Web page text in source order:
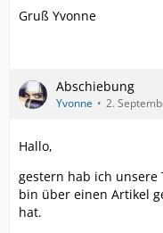
Gruß Yvonne
Abschiebung
Yvonne 2.
Hallo,
gestern hab ich unsere
bin über einen Artikel
hat.